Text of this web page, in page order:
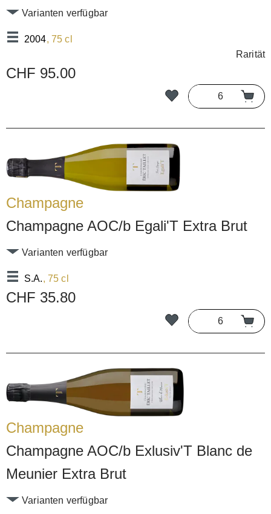
2004, 75 cl
Varianten verfügbar
Rarität
CHF 95.00
Champagne
Champagne AOC/b Egali'T Extra Brut
S.A., 75 cl
Varianten verfügbar
CHF 35.80
Champagne
Champagne AOC/b Exlusiv'T Blanc de
Meunier Extra Brut
Varianten verfügbar